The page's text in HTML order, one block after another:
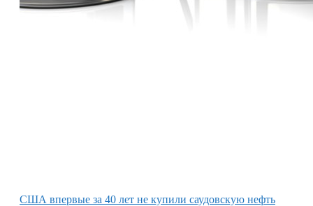
США впервые за 40 лет не купили саудовскую нефть